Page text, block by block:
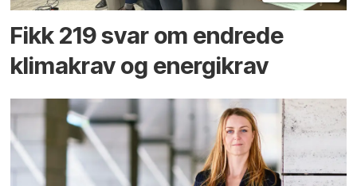
Fikk 219 svar om endrede
klimakrav og energikrav